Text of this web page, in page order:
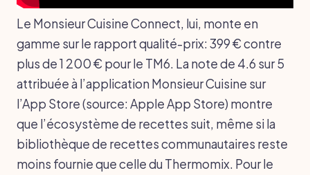
Le Monsieur Cuisine Connect, lui, monte en
gamme sur le rapport qualité-prix: 399 € contre
plus de 1 200 € pour le TM6. La note de 4.6 sur 5
attribuée à l’application Monsieur Cuisine sur
l’App Store (source: Apple App Store) montre
que l’écosystème de recettes suit, même si la
bibliothèque de recettes communautaires reste
moins fournie que celle du Thermomix. Pour le